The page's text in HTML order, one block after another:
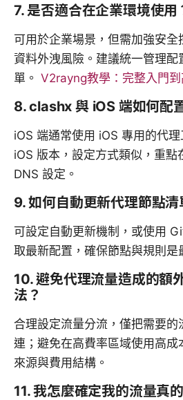
7. 是否適合在企業環境使用
可用於企業場景，但需加強安
資料外洩風險。建議統一管理
單。 V2rayng教學：完整入門
8. clashx 與 iOS 端如何配
iOS 端通常使用 iOS 專用的代
iOS 版本，設定方式類似，重點
DNS 設定。
9. 如何自動更新代理節點清
可設定自動更新機制，或使用
取最新配置，確保節點與規則是
10. 避免代理流量造成的額
法？
合理設定流量分流，僅把需要的
連；避免在高費率區域使用高
來源與費用結構。
11. 我怎麼確定我的流量真